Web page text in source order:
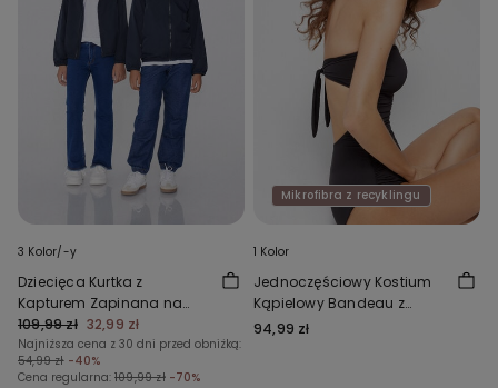
3 Kolor/-y
Dziecięca Kurtka z
Kapturem Zapinana na
Zamek z Tkaniny
Technicznej Unisex
109,99 zł 32,99 zł
Najniższa cena z 30 dni przed obniżką:
54,99 zł -40%
Cena regularna: 109,99 zł -70%
Mikrofibra z recyklingu
1 Kolor
Jednoczęściowy Kostium
Kąpielowy Bandeau z
Marszczeniem z Mikrofibry z
94,99 zł